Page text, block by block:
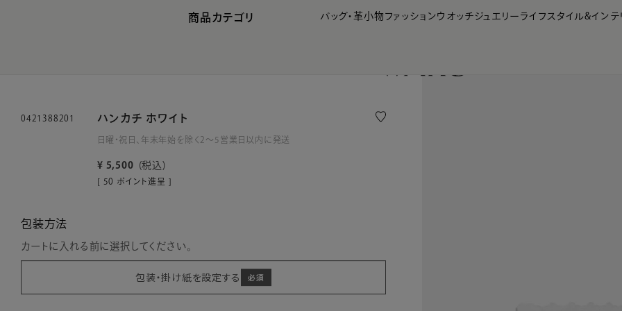
商品カテゴリ バッグ・革小物 ファッションウオッチジュエリー ライフスタイル&インテ
0421388201 ハンカチ ホワイト
日曜・祝日、年末年始を除く2～5営業日以内に発送
¥ 5,500 税込
[ 50 ポイント進呈 ]
包装方法
カートに入れる前に選択してください。
包装・掛け紙を設定する